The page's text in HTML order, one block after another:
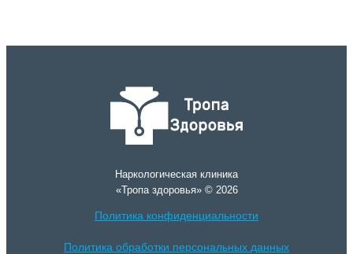
Наркологическая клиника
«Тропа здоровья» © 2026
Политика конфиденциальности
Политика обработки персональных данных